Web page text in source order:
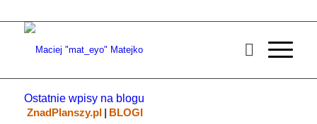
Ostatnie wpisy na blogu
ZnadPlanszy.pl | BLOGI